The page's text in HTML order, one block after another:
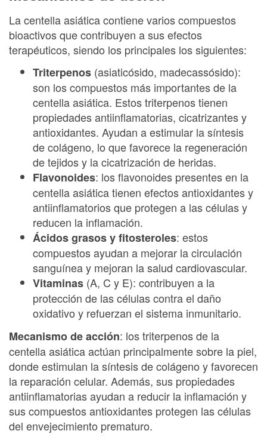
La centella asiática contiene varios compuestos
bioactivos que contribuyen a sus efectos
terapéuticos, siendo los principales los siguientes:
Triterpenos (asiaticósido, madecassósido):
son los compuestos más importantes de la
centella asiática. Estos triterpenos tienen
propiedades antiinflamatorias, cicatrizantes y
antioxidantes. Ayudan a estimular la síntesis
de colágeno, lo que favorece la regeneración
de tejidos y la cicatrización de heridas.
Flavonoides: los flavonoides presentes en la
centella asiática tienen efectos antioxidantes y
antiinflamatorios que protegen a las células y
reducen la inflamación.
Ácidos grasos y fitosteroles: estos
compuestos ayudan a mejorar la circulación
sanguínea y mejoran la salud cardiovascular.
Vitaminas (A, C y E): contribuyen a la
protección de las células contra el daño
oxidativo y refuerzan el sistema inmunitario.
Mecanismo de acción: los triterpenos de la
centella asiática actúan principalmente sobre la piel,
donde estimulan la síntesis de colágeno y favorecen
la reparación celular. Además, sus propiedades
antiinflamatorias ayudan a reducir la inflamación y
sus compuestos antioxidantes protegen las células
del envejecimiento prematuro.